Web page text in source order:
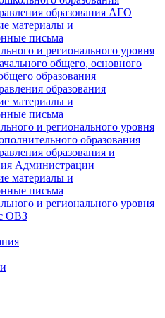
образования АГО
материалы и
письма
и регионального уровня
общего, основного
образования
образования
материалы и
письма
и регионального уровня
образования
образования и
Администрации
материалы и
письма
и регионального уровня
ОВЗ